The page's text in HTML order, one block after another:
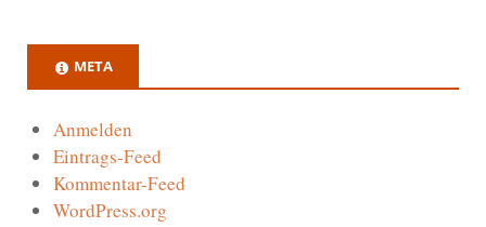
META
Anmelden
Eintrags-Feed
Kommentar-Feed
WordPress.org